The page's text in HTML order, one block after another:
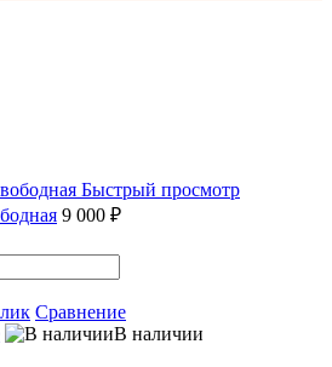
Быстрый просмотр
9 000 ₽
Сравнение
В наличии